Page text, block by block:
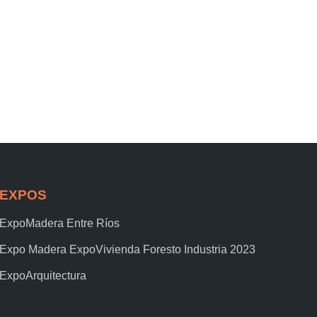
EXPOS
ExpoMadera Entre Ríos
Expo Madera ExpoVivienda Foresto Industria 2023
ExpoArquitectura